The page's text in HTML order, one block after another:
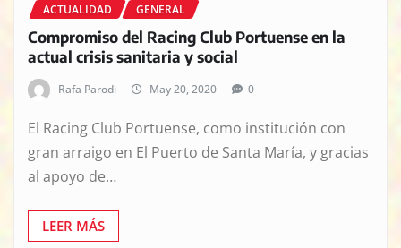
ACTUALIDAD GENERAL
Compromiso del Racing Club Portuense en la
actual crisis sanitaria y social
Rafa Parodi May 20, 2020 0
El Racing Club Portuense, como institución con
gran arraigo en El Puerto de Santa María, y gracias
al apoyo de…
LEER MÁS